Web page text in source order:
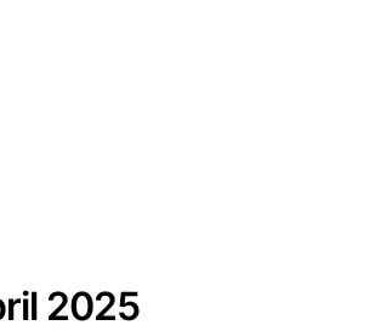
2025